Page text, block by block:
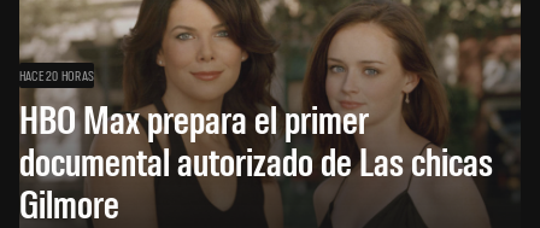
HACE 20 HORAS
HBO Max prepara el primer
documental autorizado de Las chicas
Gilmore